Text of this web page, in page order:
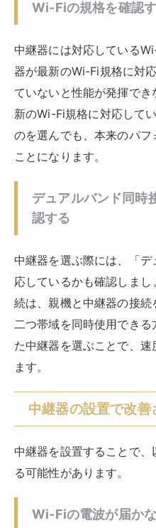
い場所に電波を届けること
通信速度が改善する
中継器を設置することで
とが理由による速度低下
す。Wi-Fiの電波の状態が
しまうこともあるのです。
速度で利用できるようにな
通信が途切れず安定
通信が途切れてしまうと
が悪いことが原因の場合
ことで広範囲に電波が届き
なる可能性もあるでしょう
中継器設置の最適な
中継器の設置場所がどこ
機（Wi-Fiルーター）と使
が良いでしょう。距離的に
すぎず、近すぎもしないぐ